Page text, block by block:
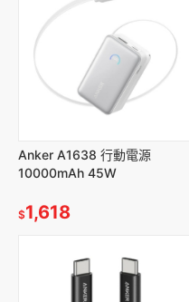
Anker A1638 行動電源
10000mAh 45W
$1,618